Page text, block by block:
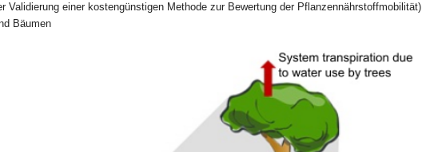
Validierung einer kostengünstigen Methode zur Bewertung der Pflanzennährstoffmobilität)
Bäumen